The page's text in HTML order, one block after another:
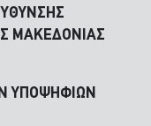
ΜΑΚΕΔΟΝΙΑΣ
ΥΠΟΨΗΦΙΩΝ